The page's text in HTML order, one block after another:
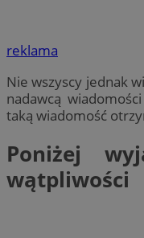
reklama
Nie wszyscy jednak
nadawcą
taką wiadomość
Poniżej
wątpliwości